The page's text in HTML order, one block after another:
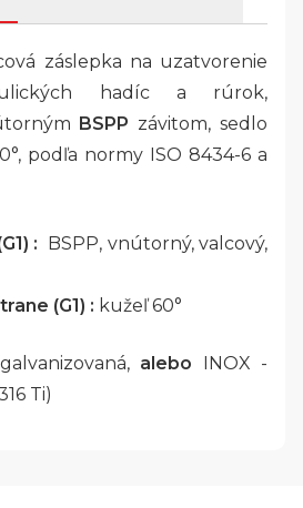
záslepka na uzatvorenie
hadíc a rúrok,
BSPP závitom, sedlo
podľa normy ISO 8434-6 a
: BSPP, vnútorný, valcový,
(G1) : kužeľ 60°
alebo INOX -
Ti)